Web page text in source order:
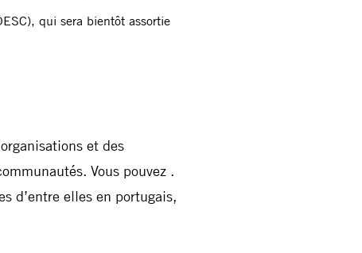
qui sera bientôt assortie
et des
Vous pouvez .
d’entre elles en portugais,